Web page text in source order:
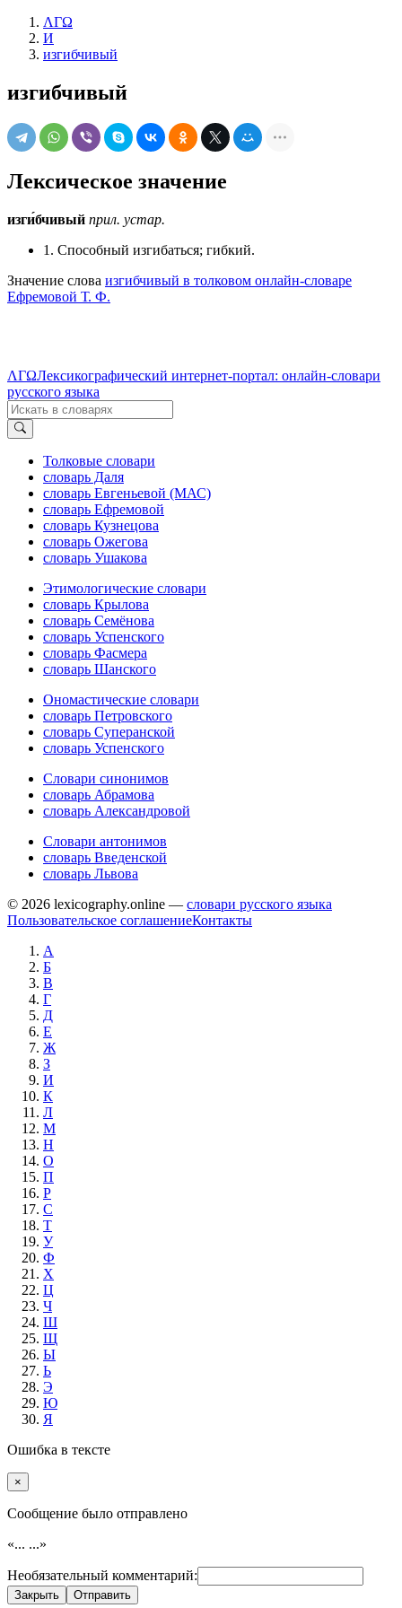
ΛΓΩ
И
изгибчивый
изгибчивый
Лексическое значение
изги́бчивый прил. устар.
1. Способный изгибаться; гибкий.
Значение слова изгибчивый в толковом онлайн-словаре
Ефремовой Т. Ф.
ΛΓΩЛексикографический интернет-портал: онлайн-словари
русского языка
Толковые словари
словарь Даля
словарь Евгеньевой (МАС)
словарь Ефремовой
словарь Кузнецова
словарь Ожегова
словарь Ушакова
Этимологические словари
словарь Крылова
словарь Семёнова
словарь Успенского
словарь Фасмера
словарь Шанского
Ономастические словари
словарь Петровского
словарь Суперанской
словарь Успенского
Словари синонимов
словарь Абрамова
словарь Александровой
Словари антонимов
словарь Введенской
словарь Львова
© 2026 lexicography.online — словари русского языка
Пользовательское соглашениеКонтакты
А
Б
В
Г
Д
Е
Ж
З
И
К
Л
М
Н
О
П
Р
С
Т
У
Ф
Х
Ц
Ч
Ш
Щ
Ы
Ь
Э
Ю
Я
Ошибка в тексте
×
Cообщение было отправлено
«... ...»
Необязательный комментарий:
Закрыть Отправить